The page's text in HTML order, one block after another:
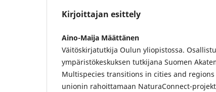
Kirjoittajan esittely
Aino-Maija Määttänen
Väitöskirjatutkija Oulun yliopistossa.
ympäristökeskuksen tutkijana Suomen
Multispecies transitions in cities and
unionin rahoittamaan NaturaConnect-